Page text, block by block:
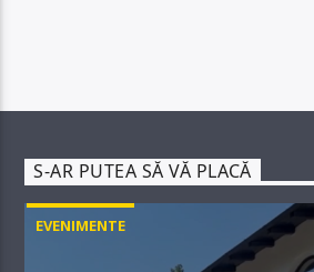
S-AR PUTEA SĂ VĂ PLACĂ
EVENIMENTE